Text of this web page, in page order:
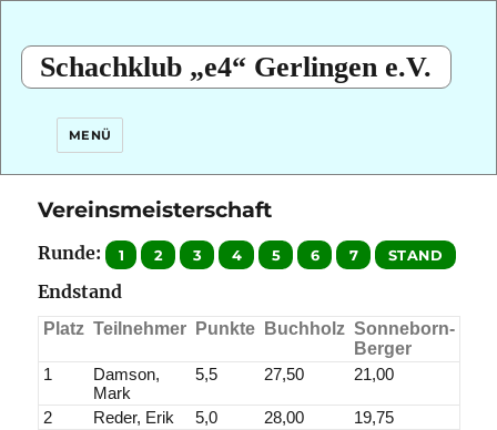
Schachklub „e4“ Gerlingen e.V.
MENÜ
Vereinsmeisterschaft
Runde:
Endstand
Platz Teilnehmer Punkte Buchholz Sonneborn-
Berger
1
Damson,
Mark
5,5 27,50 21,00
2 Reder, Erik 5,0 28,00
19,75